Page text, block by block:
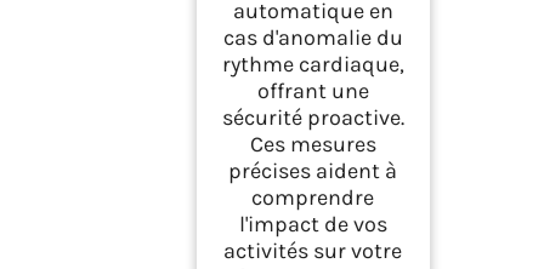
automatique en
cas d'anomalie du
rythme cardiaque,
offrant une
sécurité proactive.
Ces mesures
précises aident à
comprendre
l'impact de vos
activités sur votre